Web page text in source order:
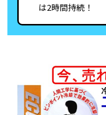
は2時間持続！